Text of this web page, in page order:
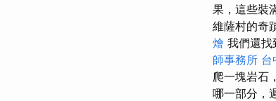
果，這些裝
維薩村的奇
燴 我們還找
師事務所 台
爬一塊岩石
哪一部分，